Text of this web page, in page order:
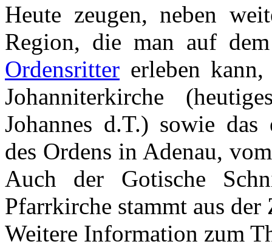
Heute zeugen, neben
Region, die man auf
Ordensritter erleben
Johanniterkirche
Johannes d.T.) sowie das
des Ordens in Adenau,
Auch der Gotische
Pfarrkirche stammt aus der
Weitere Information zum